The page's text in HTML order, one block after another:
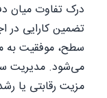
درک تفاوت میان
تضمین کارایی در
سطح، موفقیت به
می‌شود. مدیریت
مزیت رقابتی یا